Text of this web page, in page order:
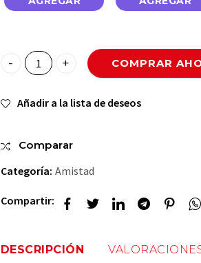
🟡Felicidad Dorada💛 quantity
COMPRAR
Añadir a la lista de deseos
Comparar
Categoría: Amistad
Compartir:
DESCRIPCIÓN